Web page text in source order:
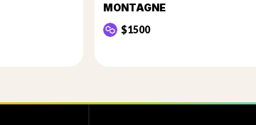
MONTAGNE
$1500